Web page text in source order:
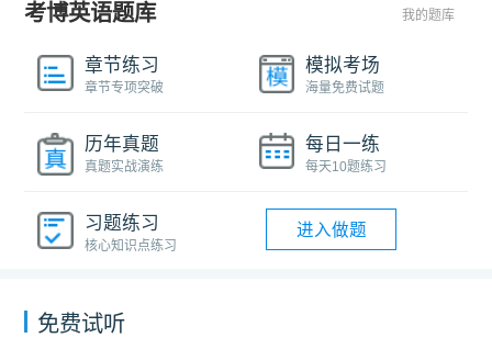
考博英语题库 我的题库
章节练习
章节专项突破
模拟考场
海量免费试题
历年真题
真题实战演练
每日一练
每天10题练习
习题练习
核心知识点练习
进入做题
免费试听